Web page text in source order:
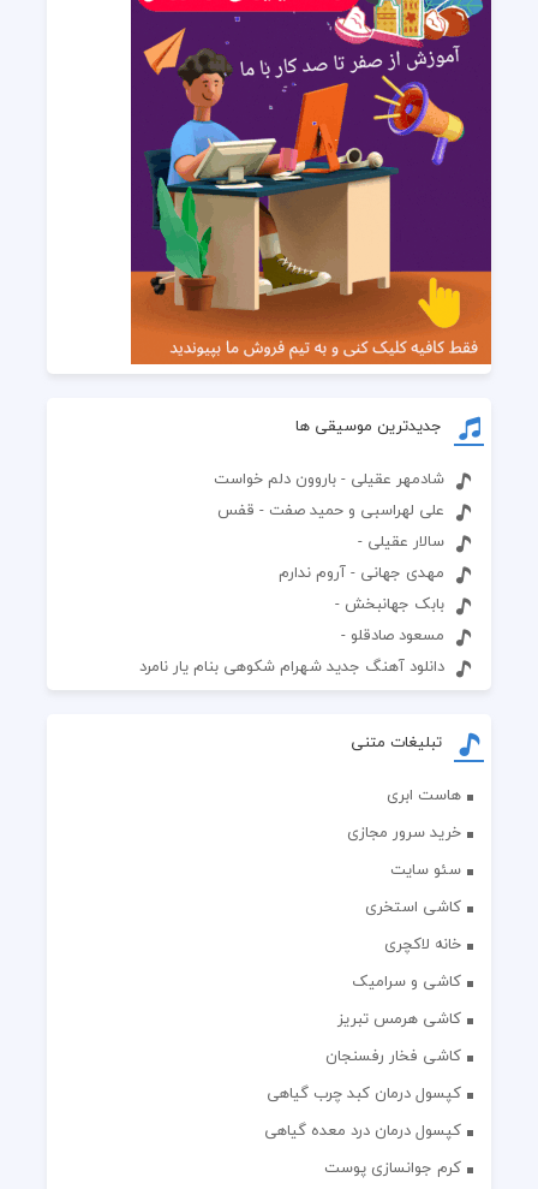
جدیدترین موسیقی ها
شادمهر عقیلی - باروون دلم خواست
علی لهراسبی و حمید صفت - قفس
سالار عقیلی -
مهدی جهانی - آروم ندارم
بابک جهانبخش -
مسعود صادقلو -
دانلود آهنگ جدید شهرام شکوهی بنام یار نامرد
تبلیغات متنی
هاست ابری
خرید سرور مجازی
سئو سایت
کاشی استخری
خانه لاکچری
کاشی و سرامیک
کاشی هرمس تبریز
کاشی فخار رفسنجان
کپسول درمان کبد چرب گیاهی
کپسول درمان درد معده گیاهی
کرم جوانسازی پوست